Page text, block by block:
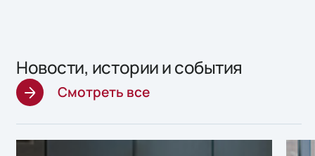
Новости, истории и события
Смотреть все